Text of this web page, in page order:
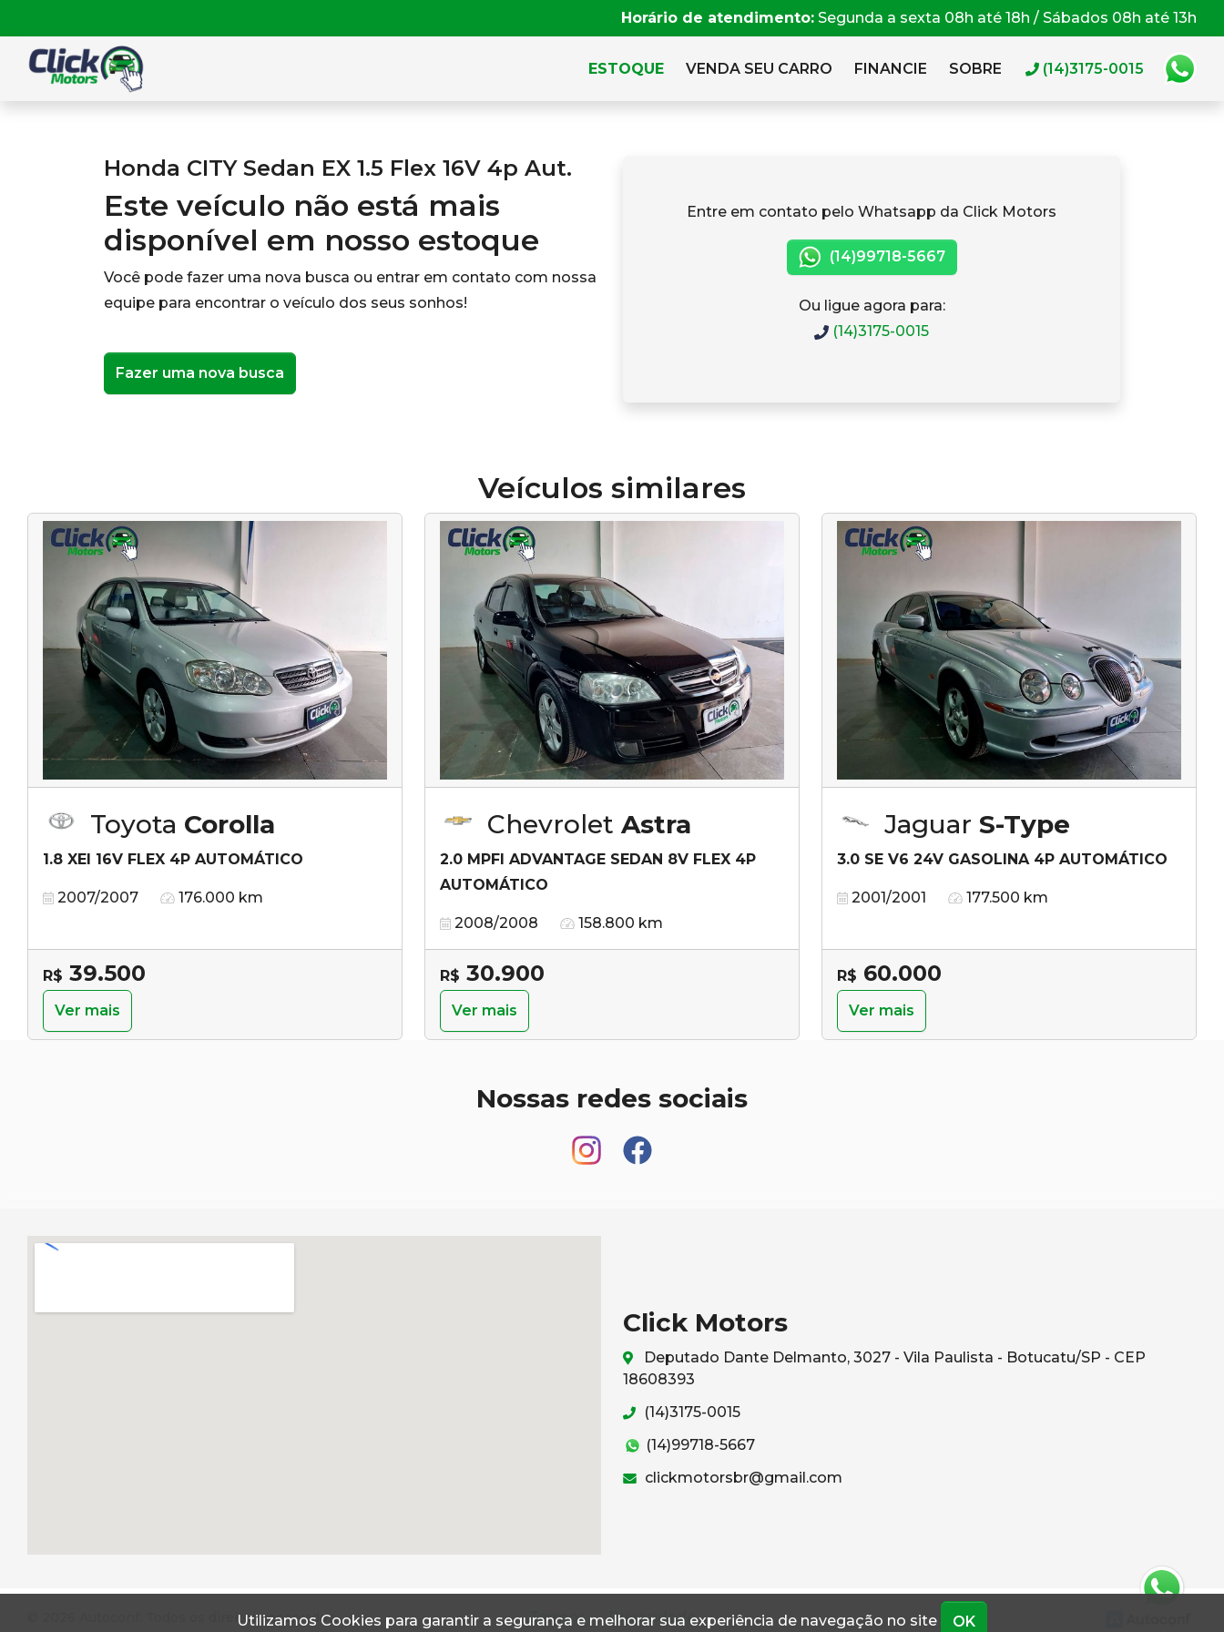
Utilizamos Cookies para garantir a segurança e melhorar sua experiência de navegação no site OK
Horário de atendimento: Segunda a sexta 08h até 18h / Sábados 08h até 13h
ESTOQUE VENDA SEU CARRO FINANCIE SOBRE (14)3175-0015
Honda CITY Sedan EX 1.5 Flex 16V 4p Aut.
Este veículo não está mais
disponível em nosso estoque
Você pode fazer uma nova busca ou entrar em contato com nossa
equipe para encontrar o veículo dos seus sonhos!
Fazer uma nova busca
Entre em contato pelo Whatsapp da Click Motors
(14)99718-5667
Ou ligue agora para:
(14)3175-0015
Veículos similares
Toyota Corolla
1.8 XEI 16V FLEX 4P AUTOMÁTICO
2007/2007 176.000 km
R$ 39.500
Ver mais
Chevrolet Astra
2.0 MPFI ADVANTAGE SEDAN 8V FLEX 4P
AUTOMÁTICO
2008/2008 158.800 km
R$ 30.900
Ver mais
Jaguar S-Type
3.0 SE V6 24V GASOLINA 4P AUTOMÁTICO
2001/2001 177.500 km
R$ 60.000
Ver mais
Nossas redes sociais
Click Motors
Deputado Dante Delmanto, 3027 - Vila Paulista - Botucatu/SP - CEP
18608393
(14)3175-0015
(14)99718-5667
clickmotorsbr@gmail.com
© 2026 Autoconf. Todos os direitos reservados. Termos Privacidade